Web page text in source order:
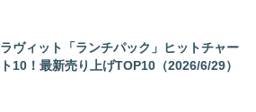
ラヴィット「ランチパック」ヒットチャー
ト10！最新売り上げTOP10（2026/6/29）